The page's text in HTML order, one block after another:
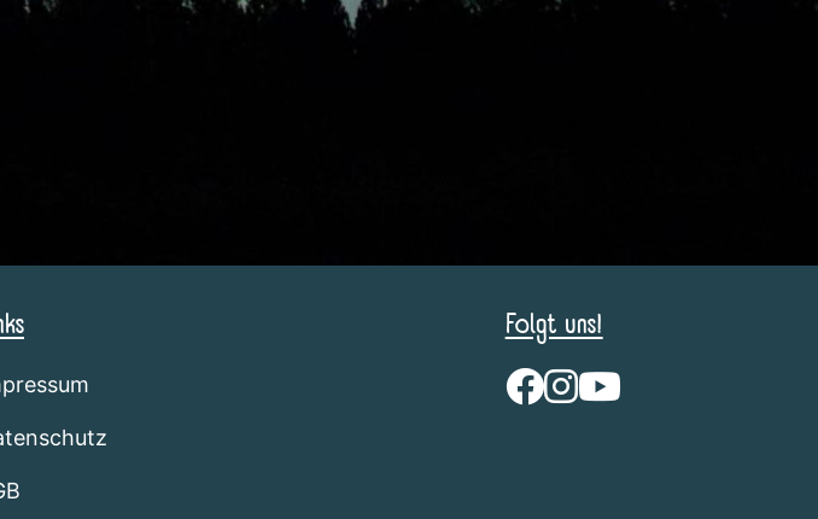
Folgt uns!